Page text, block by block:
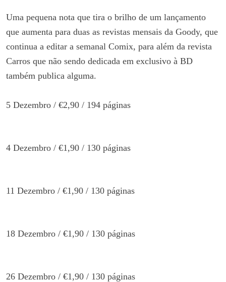
Uma pequena nota que tira o brilho de um lançamento
que aumenta para duas as revistas mensais da Goody, que
continua a editar a semanal Comix, para além da revista
Carros que não sendo dedicada em exclusivo à BD
também publica alguma.
5 Dezembro / €2,90 / 194 páginas
4 Dezembro / €1,90 / 130 páginas
11 Dezembro / €1,90 / 130 páginas
18 Dezembro / €1,90 / 130 páginas
26 Dezembro / €1,90 / 130 páginas